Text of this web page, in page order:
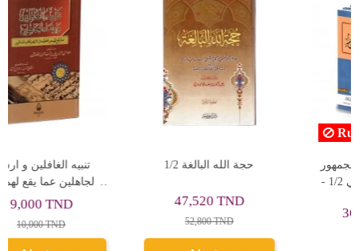
موسوعة مسائل الجمهور
في الفقه الاسلامي 1/2 -
شرح المقدمة الاجرومية فى
اصول علم اللغة العربية -
خالد بن عبد الله الازهري